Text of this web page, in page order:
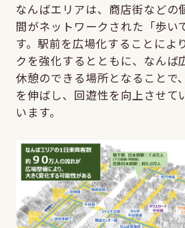
なんばエリアは、商店街などの
間がネットワークされた「歩い
す。駅前を広場化することによ
クを強化するとともに、なんば
休憩のできる場所となることで
を伸ばし、回遊性を向上させて
います。